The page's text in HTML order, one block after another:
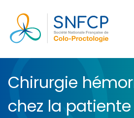
Chirurgie
chez la patiente